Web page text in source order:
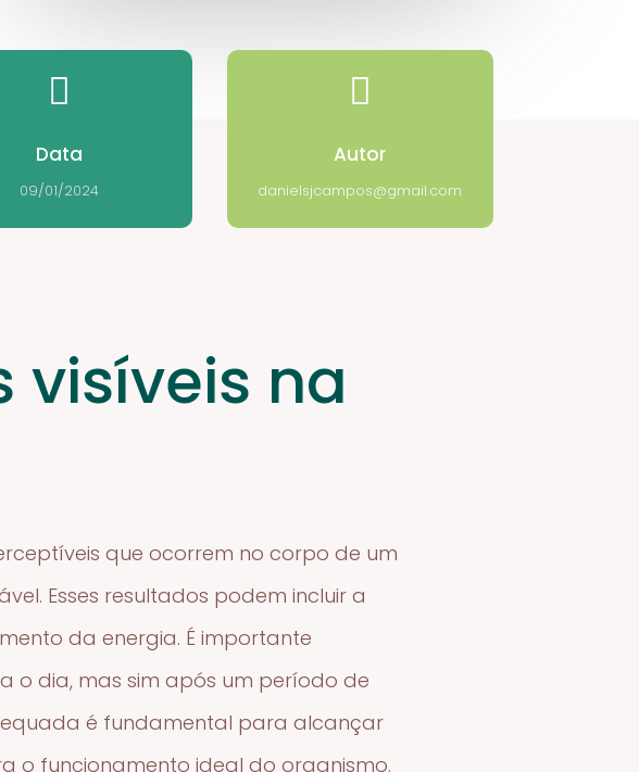

Data
09/01/2024

Autor
danielsjcampos@gmail.com
visíveis na
que ocorrem no corpo de um
Esses resultados podem incluir a
da energia. É importante
o dia, mas sim após um período de
é fundamental para alcançar
o funcionamento ideal do organismo.